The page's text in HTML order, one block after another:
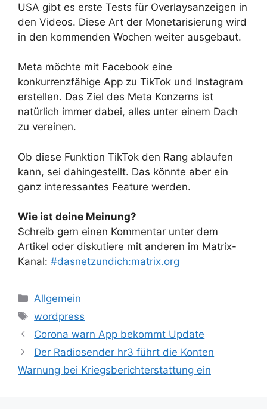
USA gibt es erste Tests für Overlaysanzeigen in
den Videos. Diese Art der Monetarisierung wird
in den kommenden Wochen weiter ausgebaut.
Meta möchte mit Facebook eine
konkurrenzfähige App zu TikTok und Instagram
erstellen. Das Ziel des Meta Konzerns ist
natürlich immer dabei, alles unter einem Dach
zu vereinen.
Ob diese Funktion TikTok den Rang ablaufen
kann, sei dahingestellt. Das könnte aber ein
ganz interessantes Feature werden.
Wie ist deine Meinung?
Schreib gern einen Kommentar unter dem
Artikel oder diskutiere mit anderen im Matrix-
Kanal: #dasnetzundich:matrix.org
Kategorien
Allgemein
Schlagwörter
wordpress
Corona warn App bekommt Update
Der Radiosender hr3 führt die Konten
Warnung bei Kriegsberichterstattung ein